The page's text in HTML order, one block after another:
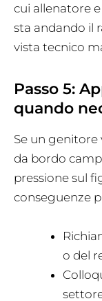
cui allenatore
sta andando il
vista tecnico
Passo 5:
quando
Se un
da bordo
pressione sul
conseguenze
o del